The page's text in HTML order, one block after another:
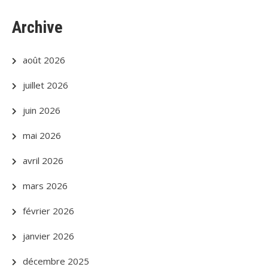
Archive
août 2026
juillet 2026
juin 2026
mai 2026
avril 2026
mars 2026
février 2026
janvier 2026
décembre 2025